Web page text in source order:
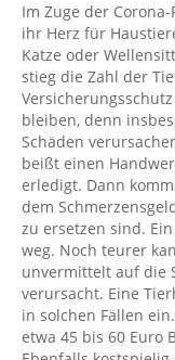
Im Zuge der
ihr Herz für
Katze oder
stieg die Zahl der
bleiben, denn
Schäden
beißt einen
erledigt. Dann
dem
zu ersetzen sind.
weg. Noch teurer
unvermittelt auf die
verursacht. Eine
in solchen Fällen
etwa 45 bis 60 Euro